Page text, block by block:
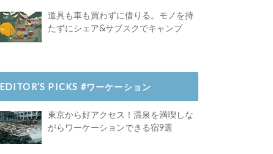
道具も車も買わずに借りる。モノを持
たずにシェア&サブスクでキャンプ
EDITOR’S PICKS #ワーケーション
東京から好アクセス！温泉を満喫しな
がらワーケーションできる宿9選